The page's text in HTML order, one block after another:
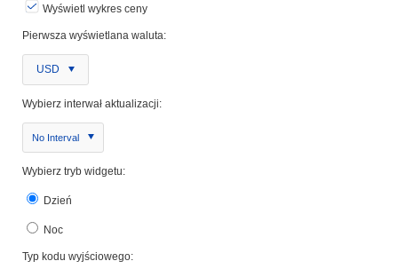
Wyświetl wykres ceny
Pierwsza wyświetlana waluta:
USD
Wybierz interwał aktualizacji:
No Interval
Wybierz tryb widgetu:
Dzień
Noc
Typ kodu wyjściowego: